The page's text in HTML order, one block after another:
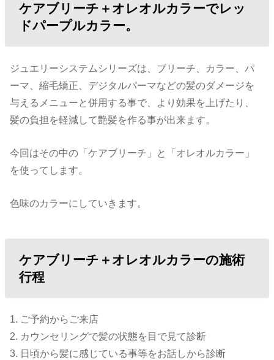
ケアブリーチ＋オレオルカラーでレッ
ドパープルカラー。
ジュエリーシステムシリーズは、ブリーチ、カラー、パ
ーマ、縮毛矯正、デジタルパーマなどの髪のダメージを
与えるメニューと併用する事で、より効果を上げたり、
髪の負担を軽減して艶髪を作る事が出来ます。
今回はその中の「ケアブリーチ」と「オレオルカラー」
を使ってします。
色味のカラーにしていきます。
ケアブリーチ＋オレオルカラーの施術
行程
1. ご予約からご来店
2. カウンセリングで髪の状態を目で見て診断
3. 日頃から髪に感じている事等をお話しから診断